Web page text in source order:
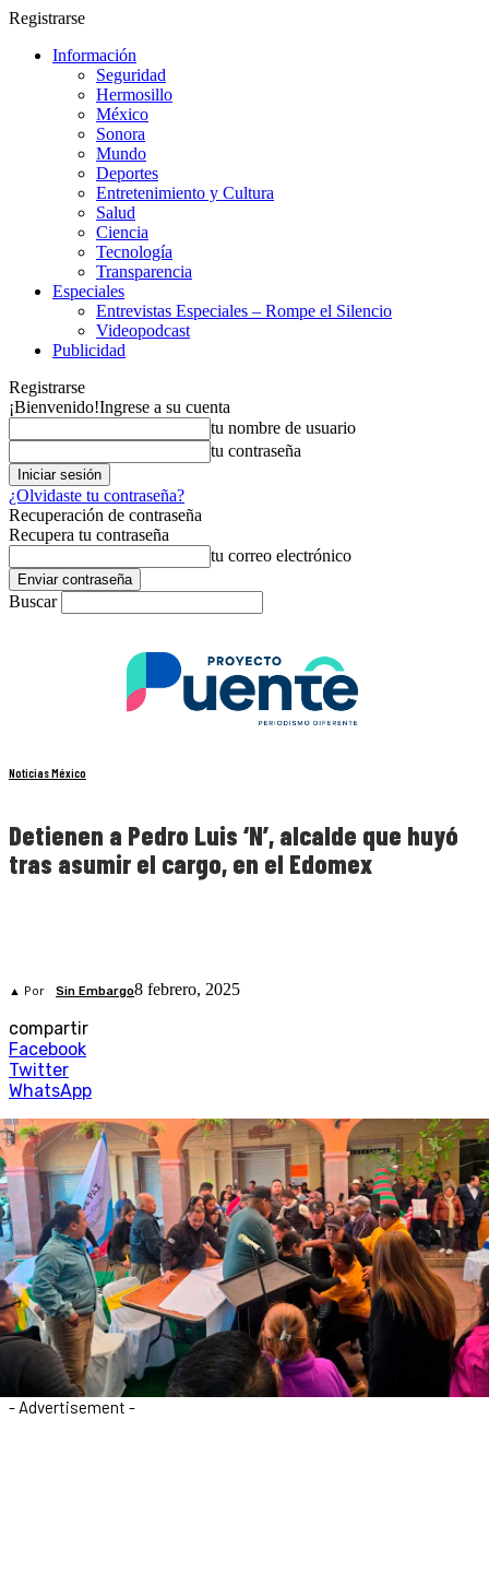
Registrarse
Información
Seguridad
Hermosillo
México
Sonora
Mundo
Deportes
Entretenimiento y Cultura
Salud
Ciencia
Tecnología
Transparencia
Especiales
Entrevistas Especiales – Rompe el Silencio
Videopodcast
Publicidad
Registrarse
¡Bienvenido!Ingrese a su cuenta
tu nombre de usuario
tu contraseña
¿Olvidaste tu contraseña?
Recuperación de contraseña
Recupera tu contraseña
tu correo electrónico
Buscar
Noticias México
Detienen a Pedro Luis ‘N’, alcalde que huyó
tras asumir el cargo, en el Edomex
▲ Por Sin Embargo8 febrero, 2025
compartir
Facebook
Twitter
WhatsApp
- Advertisement -